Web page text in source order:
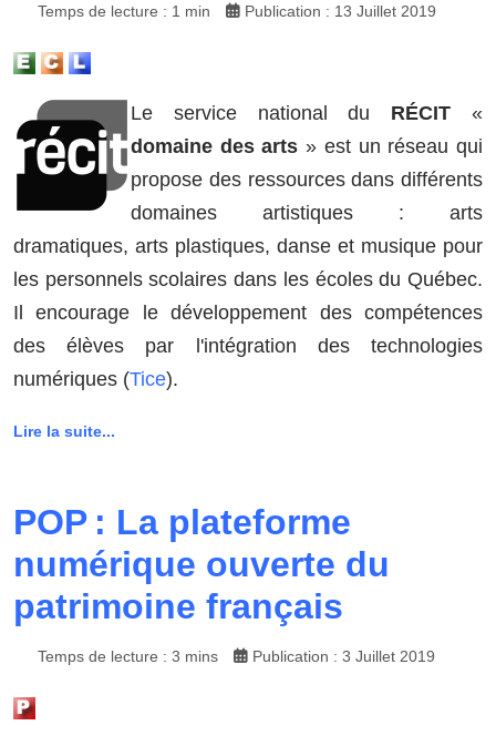
Temps de lecture : 1 min Publication : 13 Juillet 2019
Le service national du RÉCIT «
domaine des arts » est un réseau qui
propose des ressources dans différents
domaines artistiques : arts
dramatiques, arts plastiques, danse et musique pour
les personnels scolaires dans les écoles du Québec.
Il encourage le développement des compétences
des élèves par l'intégration des technologies
numériques (Tice).
Lire la suite...
POP : La plateforme
numérique ouverte du
patrimoine français
Temps de lecture : 3 mins Publication : 3 Juillet 2019